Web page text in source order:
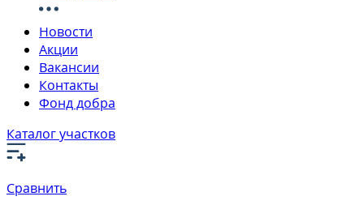
Новости
Акции
Вакансии
Контакты
Фонд добра
Каталог участков
Сравнить